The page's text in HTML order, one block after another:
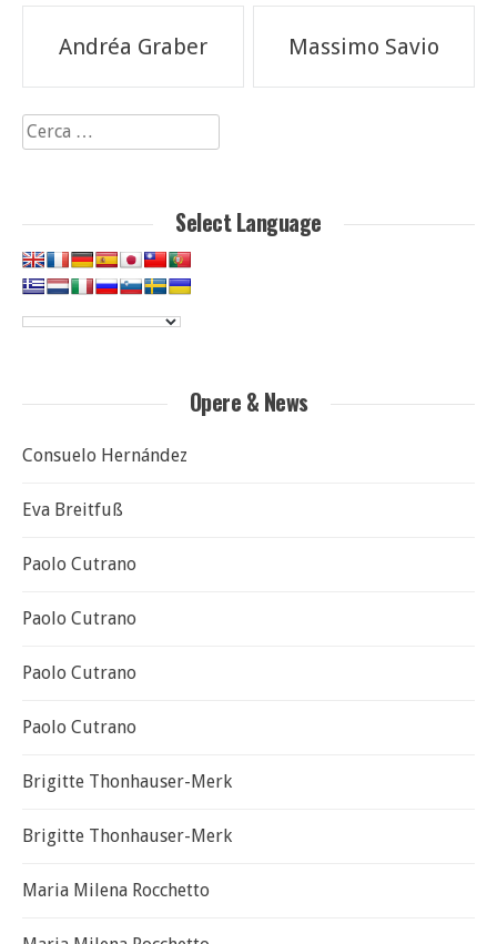
Navigazione
articoli
Andréa Graber Massimo Savio
Ricerca
per:
Select Language
Opere & News
Consuelo Hernández
Eva Breitfuß
Paolo Cutrano
Paolo Cutrano
Paolo Cutrano
Paolo Cutrano
Brigitte Thonhauser-Merk
Brigitte Thonhauser-Merk
Maria Milena Rocchetto